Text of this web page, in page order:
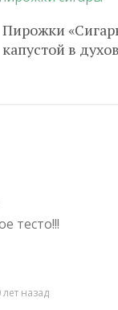
Пирожки
капустой в
тесто!!!
лет назад